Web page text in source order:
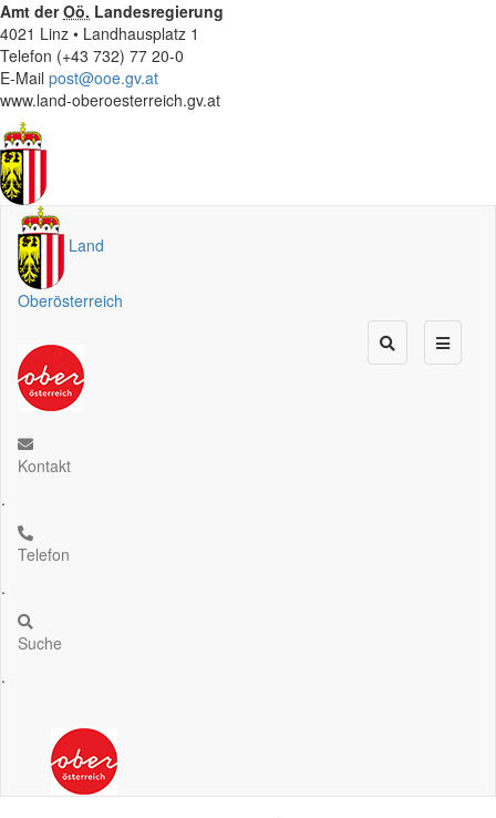
Amt derOö. Landesregierung
4021 Linz • Landhausplatz 1
Telefon (+43 732) 77 20-0
E-Mail post@ooe.gv.at
www.land-oberoesterreich.gv.at
Land
Oberösterreich
Kontakt
.
Telefon
.
Suche
.